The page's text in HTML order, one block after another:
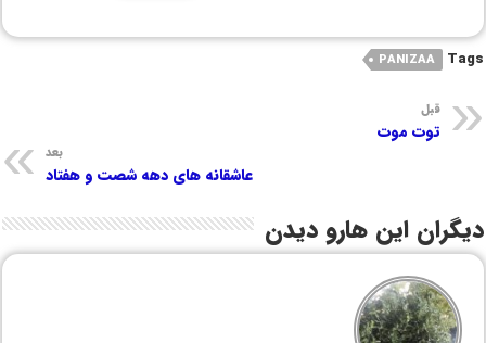
Tags
PANIZAA
قبل
توت موت
بعد
عاشقانه های دهه شصت و هفتاد
دیگران این هارو دیدن